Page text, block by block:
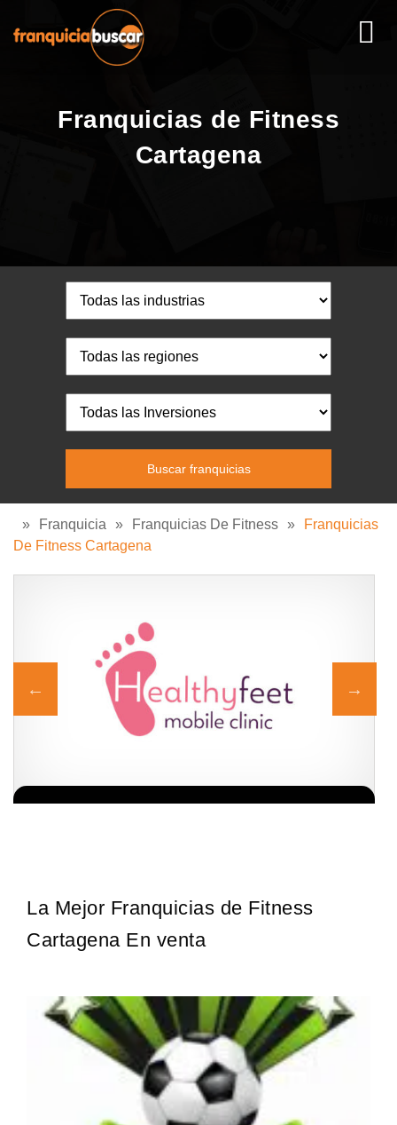
Franquicias de Fitness
Cartagena
» Franquicia » Franquicias De Fitness »
Franquicias
De Fitness Cartagena
La Mejor Franquicias de Fitness
Cartagena En venta